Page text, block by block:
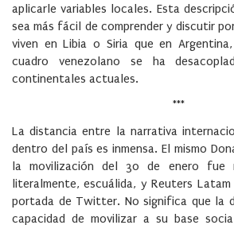
aplicarle variables locales. Esta
sea más fácil de comprender y discutir
viven en Libia o Siria que en
cuadro venezolano se ha
continentales actuales.
***
La distancia entre la narrativa
dentro del país es inmensa. El mismo
la movilización del 30 de enero fue
literalmente, escuálida, y Reuters Latam
portada de Twitter. No significa que la
capacidad de movilizar a su base